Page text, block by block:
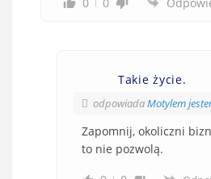
Takie życie.
odpowiadaMotylem
Zapomnij, okoliczni
to nie pozwolą.